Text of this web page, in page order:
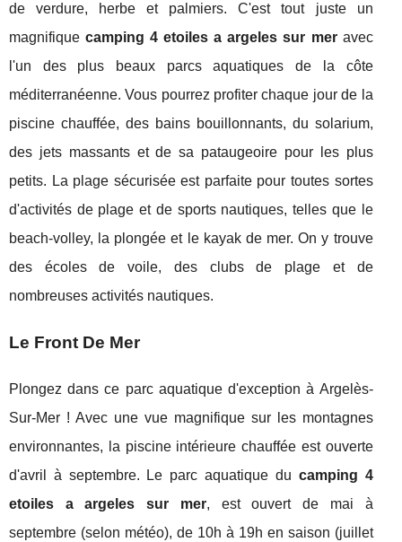
de verdure, herbe et palmiers. C'est tout juste un
magnifiquecamping 4 etoiles a argeles sur meravec
l'un des plus beaux parcs aquatiques de la côte
méditerranéenne. Vous pourrez profiter chaque jour de la
piscine chauffée, des bains bouillonnants, du solarium,
des jets massants et de sa pataugeoire pour les plus
petits. La plage sécurisée est parfaite pour toutes sortes
d'activités de plage et de sports nautiques, telles que le
beach-volley, la plongée et le kayak de mer. On y trouve
des écoles de voile, des clubs de plage et de
nombreuses activités nautiques.
Le Front De Mer
Plongez dans ce parc aquatique d'exception à Argelès-
Sur-Mer ! Avec une vue magnifique sur les montagnes
environnantes, la piscine intérieure chauffée est ouverte
d'avril à septembre. Le parc aquatique du camping 4
etoiles a argeles sur mer, est ouvert de mai à
septembre (selon météo), de 10h à 19h en saison (juillet